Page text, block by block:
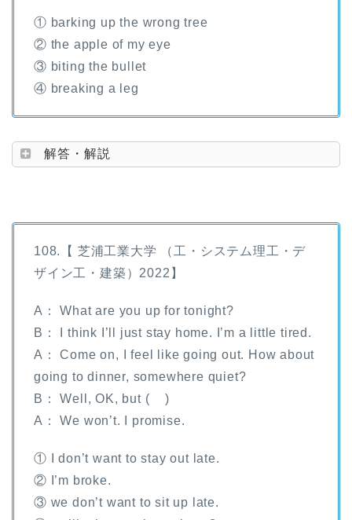
① barking up the wrong tree
② the apple of my eye
③ biting the bullet
④ breaking a leg
解答・解説
108.【 芝浦工業大学 （工・システム理工・デ
ザイン工・建築）2022】
A： What are you up for tonight?
B： I think I’ll just stay home. I’m a little tired.
A： Come on, I feel like going out. How about
going to dinner, somewhere quiet?
B： Well, OK, but ( )
A： We won’t. I promise.
① I don’t want to stay out late.
② I’m broke.
③ we don’t want to sit up late.